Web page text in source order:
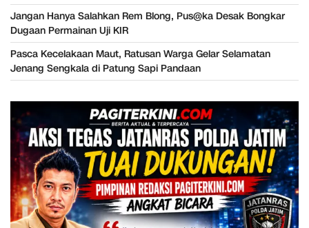
Jangan Hanya Salahkan Rem Blong, Pus@ka Desak Bongkar
Dugaan Permainan Uji KIR
Pasca Kecelakaan Maut, Ratusan Warga Gelar Selamatan
Jenang Sengkala di Patung Sapi Pandaan